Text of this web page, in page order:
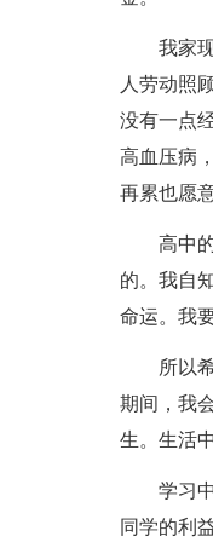
我家现
人劳动照
没有一点
高血压病
再累也愿
高中的
的。我自
命运。我
所以希
期间，我
生。生活
学习中
同学的利